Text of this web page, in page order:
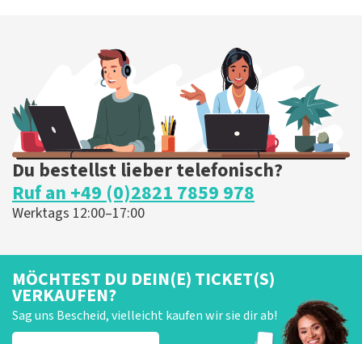
TICKETS KAUFEN
Du bestellst lieber telefonisch?
Ruf an +49 (0)2821 7859 978
Werktags 12:00–17:00
MÖCHTEST DU DEIN(E) TICKET(S)
VERKAUFEN?
Sag uns Bescheid, vielleicht kaufen wir sie dir ab!